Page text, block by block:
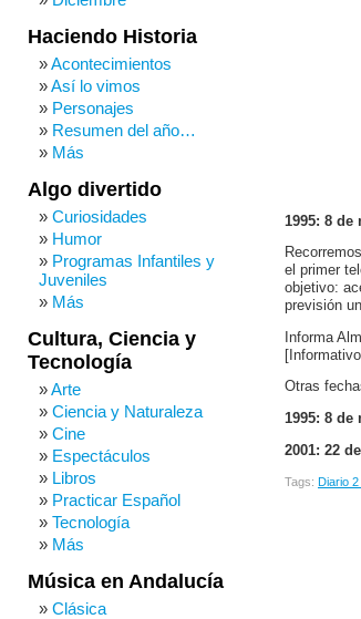
1995: 8
el primer
objetivo:
previsión
Informa
Otras
1995: 8 de
2001: 22
Tags: Diario
Haciendo Historia
Acontecimientos
Así lo vimos
Personajes
Resumen del año…
Más
Algo divertido
Curiosidades
Humor
Programas Infantiles y
Juveniles
Más
Cultura, Ciencia y
Tecnología
Arte
Ciencia y Naturaleza
Cine
Espectáculos
Libros
Practicar Español
Tecnología
Más
Música en Andalucía
Clásica